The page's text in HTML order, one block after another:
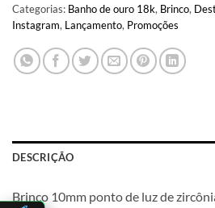
Categorias: Banho de ouro 18k, Brinco,
Instagram, Lançamento, Promoções
DESCRIÇÃO
Brinco 10mm ponto de luz de